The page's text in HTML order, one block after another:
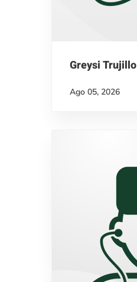
Greysi Trujillo
Ago 05, 2026